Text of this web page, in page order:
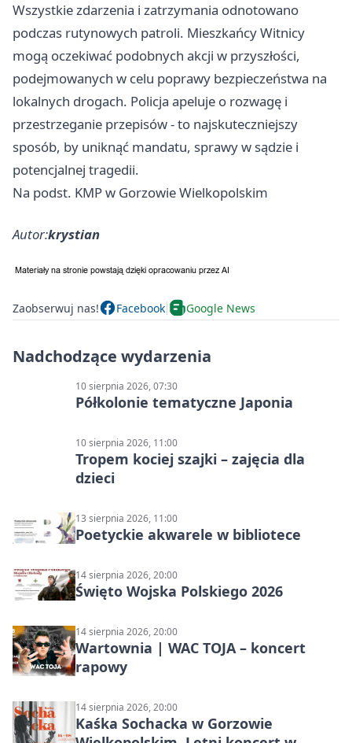
Wszystkie zdarzenia i zatrzymania odnotowano
podczas rutynowych patroli. Mieszkańcy Witnicy
mogą oczekiwać podobnych akcji w przyszłości,
podejmowanych w celu poprawy bezpieczeństwa na
lokalnych drogach. Policja apeluje o rozwagę i
przestrzeganie przepisów - to najskuteczniejszy
sposób, by uniknąć mandatu, sprawy w sądzie i
potencjalnej tragedii.
Na podst. KMP w Gorzowie Wielkopolskim
Autor:krystian
Zaobserwuj nas! Facebook Google News
Nadchodzące wydarzenia
10 sierpnia 2026, 07:30
Półkolonie tematyczne Japonia
10 sierpnia 2026, 11:00
Tropem kociej szajki – zajęcia dla
dzieci
13 sierpnia 2026, 11:00
Poetyckie akwarele w bibliotece
14 sierpnia 2026, 20:00
Święto Wojska Polskiego 2026
14 sierpnia 2026, 20:00
Wartownia | WAC TOJA – koncert
rapowy
14 sierpnia 2026, 20:00
Kaśka Sochacka w Gorzowie